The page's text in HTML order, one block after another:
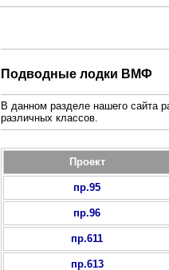
Подводные лодки ВМФ
В данном разделе нашего сайта
различных классов.
Проект
пр.95
пр.96
пр.611
пр.613